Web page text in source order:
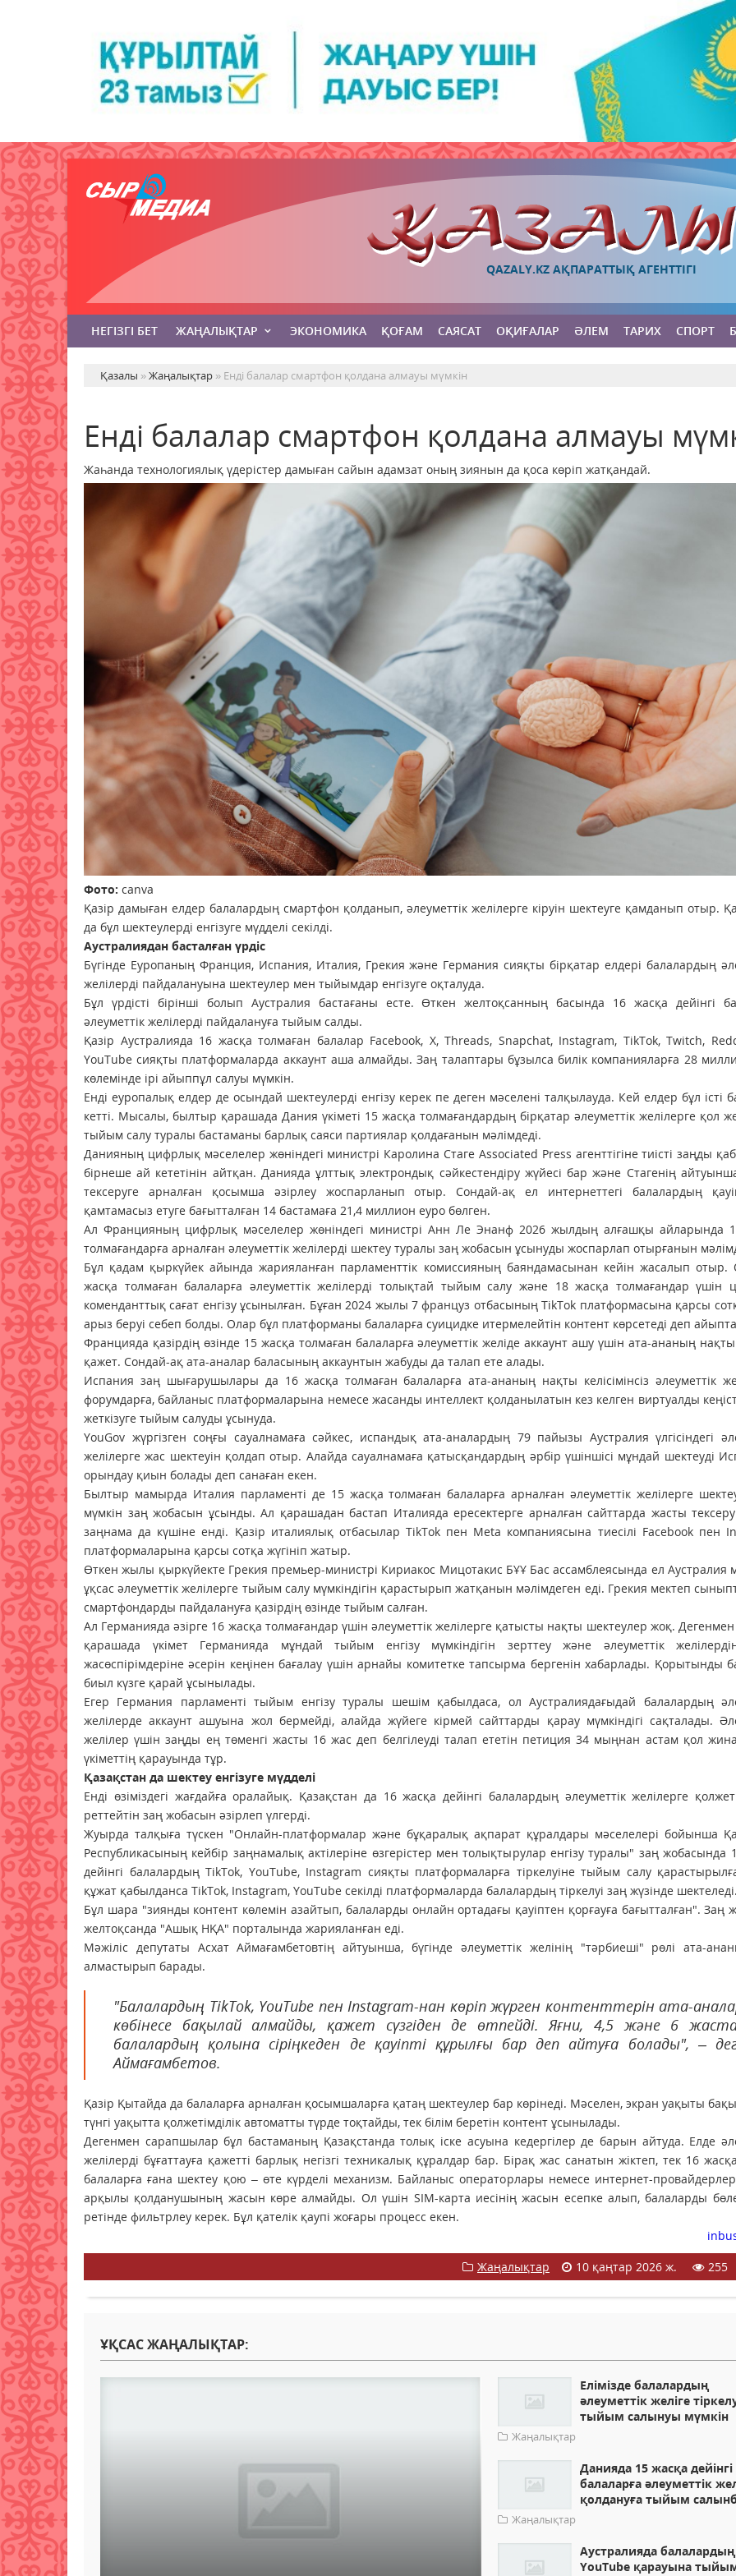
QAZALY.KZ АҚПАРАТТЫҚ АГЕНТТІГІ
НЕГІЗГІ БЕТ ЖАҢАЛЫҚТАР ЭКОНОМИКА ҚОҒАМ САЯСАТ ОҚИҒАЛАР ӘЛЕМ ТАРИХ СПОРТ
Қазалы »Жаңалықтар » Енді балалар смартфон қолдана алмауы мүмкін
Енді балалар смартфон қолдана алмауы
Жаһанда технологиялық үдерістер дамыған сайын адамзат оның зиянын да қоса көріп жатқандай.
Фото: canva
Қазір дамыған елдер балалардың смартфон қолданып, әлеуметтік желілерге кіруін шектеуге қамданып отыр.
да бұл шектеулерді енгізуге мүдделі секілді.
Аустралиядан басталған үрдіс
Бүгінде Еуропаның Франция, Испания, Италия, Грекия және Германия сияқты бірқатар елдері балалардың
желілерді пайдалануына шектеулер мен тыйымдар енгізуге оқталуда.
Бұл үрдісті бірінші болып Аустралия бастағаны есте. Өткен желтоқсанның басында 16 жасқа дейінгі
әлеуметтік желілерді пайдалануға тыйым салды.
Қазір Аустралияда 16 жасқа толмаған балалар Facebook, X, Threads, Snapchat, Instagram, TikTok, Twitch,
YouTube сияқты платформаларда аккаунт аша алмайды. Заң талаптары бұзылса билік компанияларға 28
көлемінде ірі айыппұл салуы мүмкін.
Енді еуропалық елдер де осындай шектеулерді енгізу керек пе деген мәселені талқылауда. Кей елдер бұл істі
кетті. Мысалы, былтыр қарашада Дания үкіметі 15 жасқа толмағандардың бірқатар әлеуметтік желілерге қол
тыйым салу туралы бастаманы барлық саяси партиялар қолдағанын мәлімдеді.
Данияның цифрлық мәселелер жөніндегі министрі Каролина Стаге Associated Press агенттігіне тиісті заңды
бірнеше ай кететінін айтқан. Данияда ұлттық электрондық сәйкестендіру жүйесі бар және Стагенің
тексеруге арналған қосымша әзірлеу жоспарланып отыр. Сондай-ақ ел интернеттегі балалардың
қамтамасыз етуге бағытталған 14 бастамаға 21,4 миллион еуро бөлген.
Ал Францияның цифрлық мәселелер жөніндегі министрі Анн Ле Энанф 2026 жылдың алғашқы айларында
толмағандарға арналған әлеуметтік желілерді шектеу туралы заң жобасын ұсынуды жоспарлап отырғанын
Бұл қадам қыркүйек айында жарияланған парламенттік комиссияның баяндамасынан кейін жасалып отыр.
жасқа толмаған балаларға әлеуметтік желілерді толықтай тыйым салу және 18 жасқа толмағандар үшін
коменданттық сағат енгізу ұсынылған. Бұған 2024 жылы 7 француз отбасының TikTok платформасына қарсы
арыз беруі себеп болды. Олар бұл платформаны балаларға суицидке итермелейтін контент көрсетеді деп
Францияда қазірдің өзінде 15 жасқа толмаған балаларға әлеуметтік желіде аккаунт ашу үшін ата-ананың нақты
қажет. Сондай-ақ ата-аналар баласының аккаунтын жабуды да талап ете алады.
Испания заң шығарушылары да 16 жасқа толмаған балаларға ата-ананың нақты келісімінсіз әлеуметтік
форумдарға, байланыс платформаларына немесе жасанды интеллект қолданылатын кез келген виртуалды
жеткізуге тыйым салуды ұсынуда.
YouGov жүргізген соңғы сауалнамаға сәйкес, испандық ата-аналардың 79 пайызы Аустралия үлгісіндегі
желілерге жас шектеуін қолдап отыр. Алайда сауалнамаға қатысқандардың әрбір үшіншісі мұндай шектеуді
орындау қиын болады деп санаған екен.
Былтыр мамырда Италия парламенті де 15 жасқа толмаған балаларға арналған әлеуметтік желілерге шектеу
мүмкін заң жобасын ұсынды. Ал қарашадан бастап Италияда ересектерге арналған сайттарда жасты
заңнама да күшіне енді. Қазір италиялық отбасылар TikTok пен Meta компаниясына тиесілі Facebook пен
платформаларына қарсы сотқа жүгініп жатыр.
Өткен жылы қыркүйекте Грекия премьер-министрі Кириакос Мицотакис БҰҰ Бас ассамблеясында ел Аустралия
ұқсас әлеуметтік желілерге тыйым салу мүмкіндігін қарастырып жатқанын мәлімдеген еді. Грекия мектеп
смартфондарды пайдалануға қазірдің өзінде тыйым салған.
Ал Германияда әзірге 16 жасқа толмағандар үшін әлеуметтік желілерге қатысты нақты шектеулер жоқ.
қарашада үкімет Германияда мұндай тыйым енгізу мүмкіндігін зерттеу және әлеуметтік
жасөспірімдеріне әсерін кеңінен бағалау үшін арнайы комитетке тапсырма бергенін хабарлады. Қорытынды
биыл күзге қарай ұсынылады.
Егер Германия парламенті тыйым енгізу туралы шешім қабылдаса, ол Аустралиядағыдай балалардың
желілерде аккаунт ашуына жол бермейді, алайда жүйеге кірмей сайттарды қарау мүмкіндігі сақталады.
желілер үшін заңды ең төменгі жасты 16 жас деп белгілеуді талап ететін петиция 34 мыңнан астам қол
үкіметтің қарауында тұр.
Қазақстан да шектеу енгізуге мүдделі
Енді өзіміздегі жағдайға оралайық. Қазақстан да 16 жасқа дейінгі балалардың әлеуметтік желілерге
реттейтін заң жобасын әзірлеп үлгерді.
Жуырда талқыға түскен "Онлайн-платформалар және бұқаралық ақпарат құралдары мәселелері бойынша
Республикасының кейбір заңнамалық актілеріне өзгерістер мен толықтырулар енгізу туралы" заң жобасында
дейінгі балалардың TikTok, YouTube, Instagram сияқты платформаларға тіркелуіне тыйым салу
құжат қабылданса TikTok, Instagram, YouTube секілді платформаларда балалардың тіркелуі заң жүзінде шектеледі.
Бұл шара "зиянды контент көлемін азайтып, балаларды онлайн ортадағы қауіптен қорғауға бағытталған". Заң
желтоқсанда "Ашық НҚА" порталында жарияланған еді.
Мәжіліс депутаты Асхат Аймағамбетовтің айтуынша, бүгінде әлеуметтік желінің "тәрбиеші" рөлі ата-
алмастырып барады.
"Балалардың TikTok, YouTube пен Instagram-нан көріп жүрген контенттерін ата-
көбінесе бақылай алмайды, қажет сүзгіден де өтпейді. Яғни, 4,5 және 6
балалардың қолына сіріңкеден де қауіпті құрылғы бар деп айтуға болады", –
Аймағамбетов.
Қазір Қытайда да балаларға арналған қосымшаларға қатаң шектеулер бар көрінеді. Мәселен, экран уақыты
түнгі уақытта қолжетімділік автоматты түрде тоқтайды, тек білім беретін контент ұсынылады.
Дегенмен сарапшылар бұл бастаманың Қазақстанда толық іске асуына кедергілер де барын айтуда. Елде
желілерді бұғаттауға қажетті барлық негізгі техникалық құралдар бар. Бірақ жас санатын жіктеп, тек 16 жасқа
балаларға ғана шектеу қою – өте күрделі механизм. Байланыс операторлары немесе интернет-
арқылы қолданушының жасын көре алмайды. Ол үшін SIM-карта иесінің жасын есепке алып, балаларды
ретінде фильтрлеу керек. Бұл қателік қаупі жоғары процесс екен.
Жаңалықтар
10 қаңтар 2026 ж. 255
ҰҚСАС ЖАҢАЛЫҚТАР:
Елімізде балалардың
әлеуметтік желіге
тыйым салынуы мүмкін
Жаңалықтар
Данияда 15 жасқа дейінгі
балаларға әлеуметтік
қолдануға тыйым
Жаңалықтар
Аустралияда балалардың
YouTube қарауына